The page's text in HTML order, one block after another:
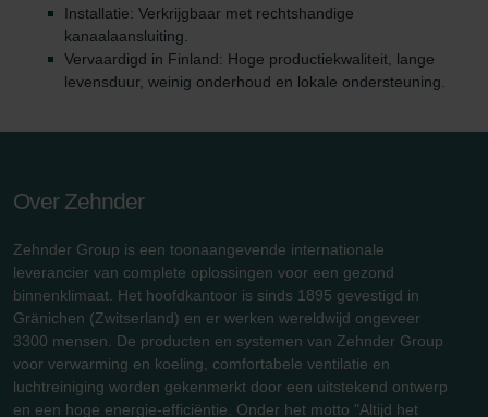
Installatie: Verkrijgbaar met rechtshandige
kanaalaansluiting.
Vervaardigd in Finland: Hoge productiekwaliteit, lange
levensduur, weinig onderhoud en lokale ondersteuning.
Over Zehnder
Zehnder Group is een toonaangevende internationale
leverancier van complete oplossingen voor een gezond
binnenklimaat. Het hoofdkantoor is sinds 1895 gevestigd in
Gränichen (Zwitserland) en er werken wereldwijd ongeveer
3300 mensen. De producten en systemen van Zehnder Group
voor verwarming en koeling, comfortabele ventilatie en
luchtreiniging worden gekenmerkt door een uitstekend ontwerp
en een hoge energie-efficiëntie. Onder het motto "Altijd het